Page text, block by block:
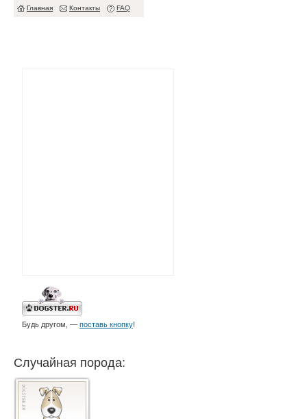
Главная Контакты FAQ
Будь другом, — поставь кнопку!
Случайная порода: